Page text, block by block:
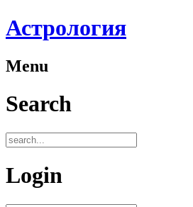
Астрология
Menu
Search
Login